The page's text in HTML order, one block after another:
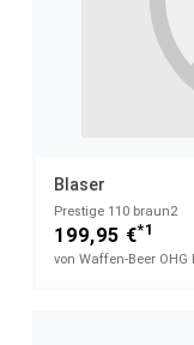
Blaser
Prestige 110 braun2
199,95 €*1
von Waffen-Beer OHG